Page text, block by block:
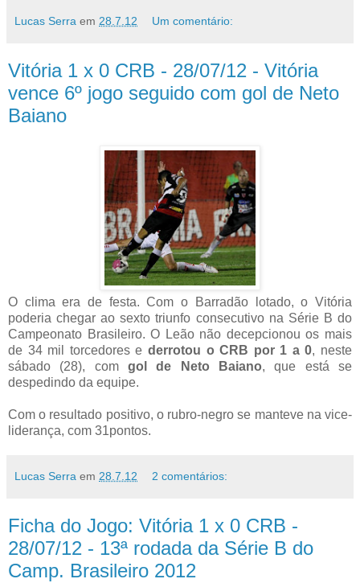
Lucas Serra em 28.7.12 Um comentário:
Vitória 1 x 0 CRB - 28/07/12 - Vitória
vence 6º jogo seguido com gol de Neto
Baiano
O clima era de festa. Com o Barradão lotado, o Vitória
poderia chegar ao sexto triunfo consecutivo na Série B do
Campeonato Brasileiro. O Leão não decepcionou os mais
de 34 mil torcedores e derrotou o CRB por 1 a 0, neste
sábado (28), com gol de Neto Baiano, que está se
despedindo da equipe.
Com o resultado positivo, o rubro-negro se manteve na vice-
liderança, com 31pontos.
Lucas Serra em 28.7.12 2 comentários:
Ficha do Jogo: Vitória 1 x 0 CRB -
28/07/12 - 13ª rodada da Série B do
Camp. Brasileiro 2012